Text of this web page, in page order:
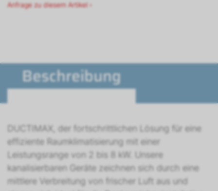
Anfrage zu diesem Artikel ›
Beschreibung
DUCTIMAX, der fortschrittlichen Lösung für eine
effiziente Raumklimatisierung mit einer
Leistungsrange von 2 bis 8 kW. Unsere
kanalisierbaren Geräte zeichnen sich durch eine
mittlere Verbreitung von frischer Luft aus und